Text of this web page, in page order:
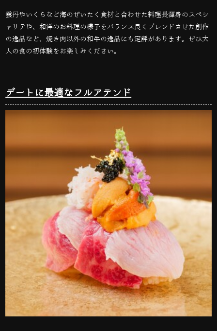
雲丹やいくらなど海のぜいたく食材と合わせた料理長渾身のスペシ
ャリテや、和洋のお料理の様子をバランス良くブレンドさせた創作
の逸品など、焼き肉以外の和牛の逸品にも定評があります。ぜひ大
人の食の初体験をお楽しみください。
デートに最適なフルアテンド